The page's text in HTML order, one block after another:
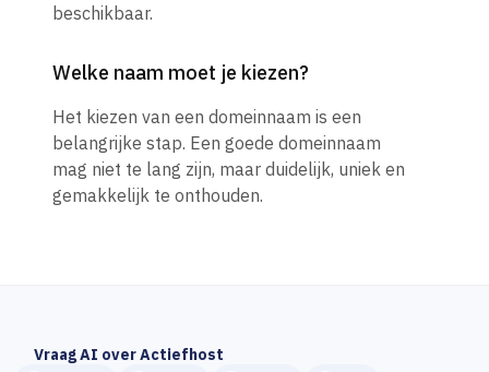
beschikbaar.
Welke naam moet je kiezen?
Het kiezen van een domeinnaam is een
belangrijke stap. Een goede domeinnaam
mag niet te lang zijn, maar duidelijk, uniek en
gemakkelijk te onthouden.
Vraag AI over Actiefhost